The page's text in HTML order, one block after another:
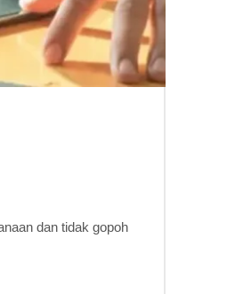
dan tidak gopoh